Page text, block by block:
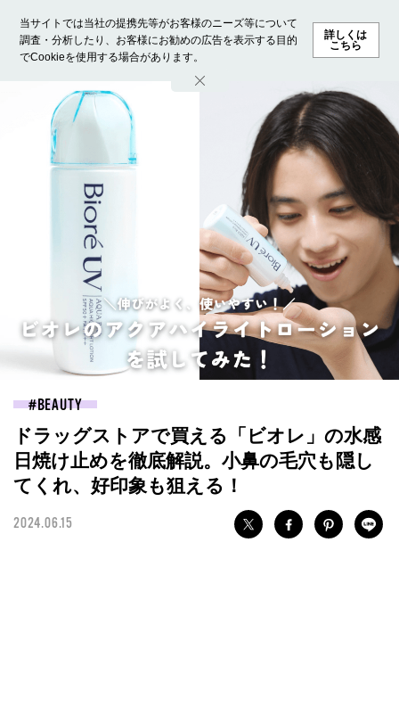
当サイトでは当社の提携先等がお客様のニーズ等について
調査・分析したり、お客様にお勧めの広告を表示する目的
でCookieを使用する場合があります。
詳しくは
こちら
ホーム モデル募集 ランキング ファッション ビューテ
BEAUTY
ドラッグストアで買える「ビオレ」の水感
日焼け止めを徹底解説。小鼻の毛穴も隠し
てくれ、好印象も狙える！
2024.06.15